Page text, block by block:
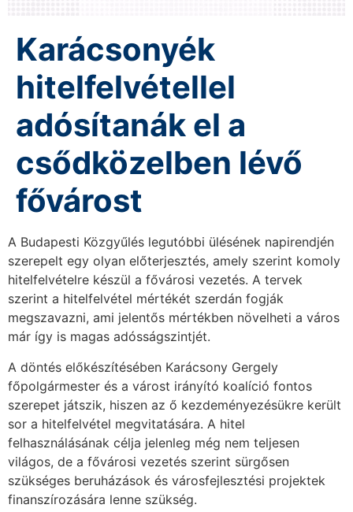
Karácsonyék
hitelfelvétellel
adósítanák el a
csődközelben lévő
fővárost
A Budapesti Közgyűlés legutóbbi ülésének napirendjén
szerepelt egy olyan előterjesztés, amely szerint komoly
hitelfelvételre készül a fővárosi vezetés. A tervek
szerint a hitelfelvétel mértékét szerdán fogják
megszavazni, ami jelentős mértékben növelheti a város
már így is magas adósságszintjét.
A döntés előkészítésében Karácsony Gergely
főpolgármester és a várost irányító koalíció fontos
szerepet játszik, hiszen az ő kezdeményezésükre került
sor a hitelfelvétel megvitatására. A hitel
felhasználásának célja jelenleg még nem teljesen
világos, de a fővárosi vezetés szerint sürgősen
szükséges beruházások és városfejlesztési projektek
finanszírozására lenne szükség.